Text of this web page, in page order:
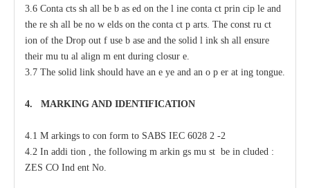
3.6 Conta cts sh all be b as ed on the l ine conta ct prin cip le and
the re sh all be no w elds on the conta ct p arts. The const ru ct
ion of the Drop out f use b ase and the solid l ink sh all ensure
their mu tu al align m ent during closur e.
3.7 The solid link should have an e ye and an o p er at ing tongue.
4. MARKING AND IDENTIFICATION
4.1 M arkings to con form to SABS IEC 6028 2 -2
4.2 In addi tion , the following m arkin gs mu st be in cluded :
ZES CO Ind ent No.